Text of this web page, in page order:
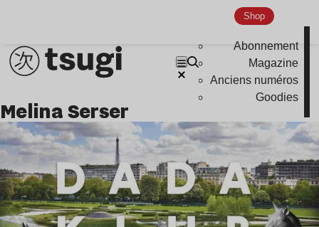
Shop
Abonnement
Magazine
Anciens numéros
Goodies
Indie
Melina Serser